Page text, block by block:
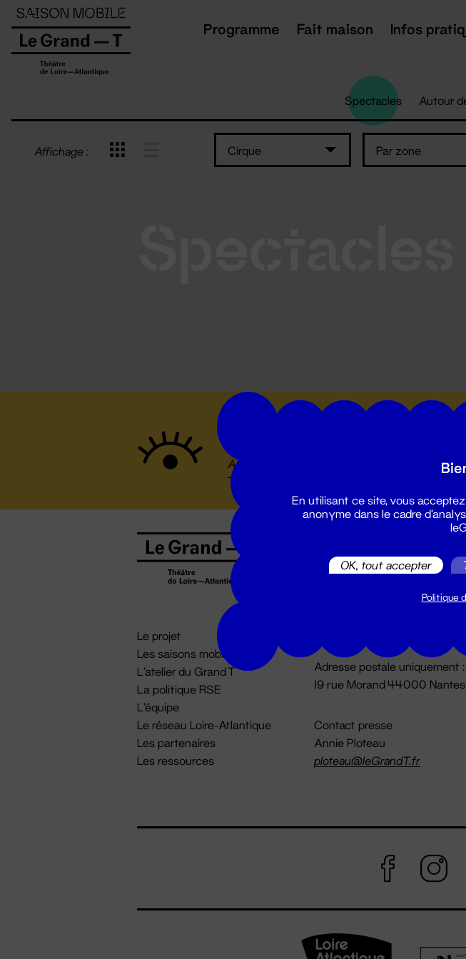
Programme Fait maison Infos
Spectacles Autour
Affichage : Cirque Par zone
Le projet
Les saisons mobiles
L'atelier du Grand T
La politique RSE
L'équipe
Le réseau Loire-Atlantique
Les partenaires
Les ressources
02 51 88 25 25
billetterie@leGrandT.fr
Du lundi au vendredi 14h → 18h
Adresse postale uniquement :
19 rue Morand 44000 Nantes
Contact presse
Annie Ploteau
ploteau@leGrandT.fr
Panneau de gestion des cookies
En utilisant ce site, vous
anonyme dans le cadre
OK, tout accepter
Politique